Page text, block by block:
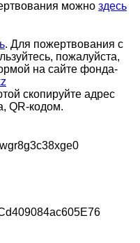
можно здесь
. Для пожертвования с
пожалуйста,
на сайте фонда-
скопируйте адрес
QR-кодом.